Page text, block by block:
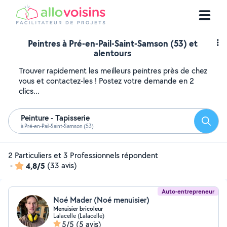
Peintres à Pré-en-Pail-Saint-Samson (53) et
alentours
Trouver rapidement les meilleurs peintres près de chez
vous et contactez-les ! Postez votre demande en 2
clics...
Peinture - Tapisserie
à Pré-en-Pail-Saint-Samson (53)
2 Particuliers et 3 Professionnels répondent
-
4,8/5 (33 avis)
Auto-entrepreneur
Noé Mader (Noé menuisier)
Menuisier bricoleur
Lalacelle (Lalacelle)
5/5 (5 avis)